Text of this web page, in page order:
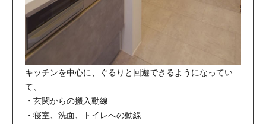
キッチンを中心に、ぐるりと回遊できるようになってい
て、
・玄関からの搬入動線
・寝室、洗面、トイレへの動線